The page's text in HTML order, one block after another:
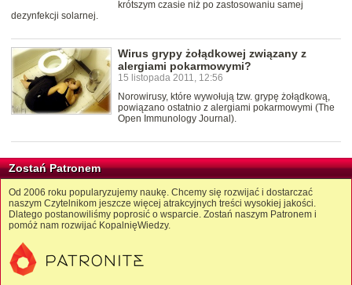
krótszym czasie niż po zastosowaniu samej
dezynfekcji solarnej.
Wirus grypy żołądkowej związany z
alergiami pokarmowymi?
15 listopada 2011, 12:56
Norowirusy, które wywołują tzw. grypę żołądkową,
powiązano ostatnio z alergiami pokarmowymi (The
Open Immunology Journal).
Zostań Patronem
Od 2006 roku popularyzujemy naukę. Chcemy się rozwijać i dostarczać
naszym Czytelnikom jeszcze więcej atrakcyjnych treści wysokiej jakości.
Dlatego postanowiliśmy poprosić o wsparcie. Zostań naszym Patronem i
pomóż nam rozwijać KopalnięWiedzy.